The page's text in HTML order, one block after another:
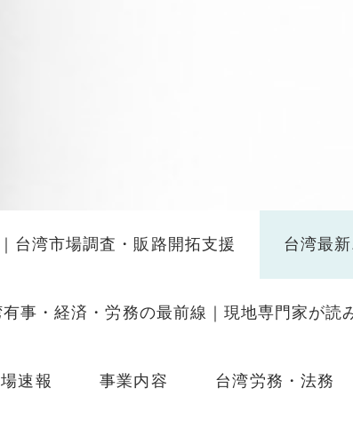
台湾市場調査・販路開拓支援 台湾最
有事・経済・労務の最前線｜現地専門家が読
速報 事業内容 台湾労務・法務